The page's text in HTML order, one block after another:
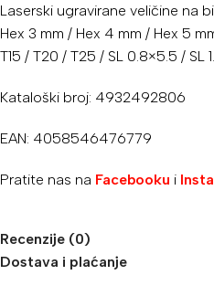
Laserski ugravirane veličine na
Hex 3 mm / Hex 4 mm / Hex 5
T15 / T20 / T25 / SL 0.8×5.5 / SL
Kataloški broj: 4932492806
EAN: 4058546476779
Pratite nas na Facebooku i
Recenzije (0)
Dostava i plaćanje